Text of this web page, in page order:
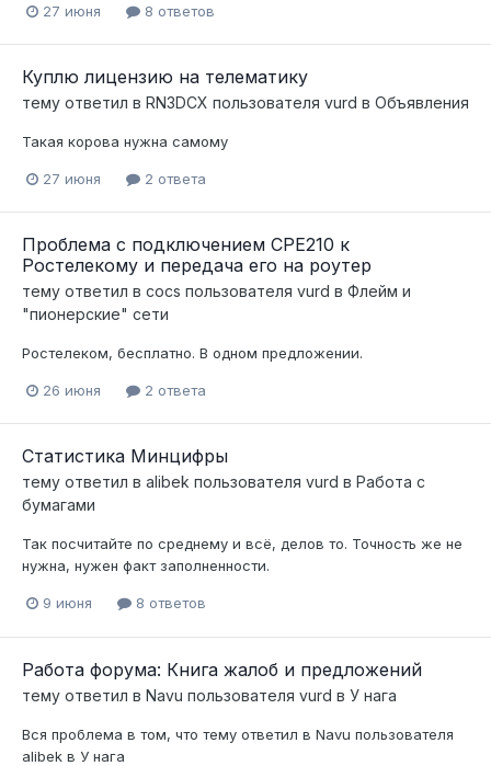
27 июня 8 ответов
Куплю лицензию на телематику
тему ответил в RN3DCX пользователя vurd в Объявления
Такая корова нужна самому
27 июня 2 ответа
Проблема с подключением CPE210 к
Ростелекому и передача его на роутер
тему ответил в cocs пользователя vurd в Флейм и
"пионерские" сети
Ростелеком, бесплатно. В одном предложении.
26 июня 2 ответа
Статистика Минцифры
тему ответил в alibek пользователя vurd в Работа с
бумагами
Так посчитайте по среднему и всё, делов то. Точность же не
нужна, нужен факт заполненности.
9 июня 8 ответов
Работа форума: Книга жалоб и предложений
тему ответил в Navu пользователя vurd в У нага
Вся проблема в том, что тему ответил в Navu пользователя
alibek в У нага